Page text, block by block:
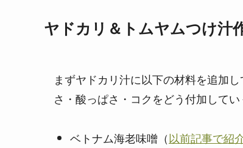
ヤドカリ＆トムヤムつけ汁
まずヤドカリ汁に以下の材料を追加
さ・酸っぱさ・コクをどう付加してい
ベトナム海老味噌（以前記事で紹